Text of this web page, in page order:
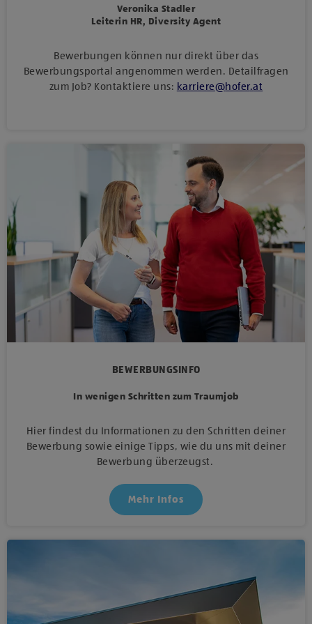
Veronika Stadler
Leiterin HR, Diversity Agent
Bewerbungen können nur direkt über das
Bewerbungsportal angenommen werden. Detailfragen
zum Job? Kontaktiere uns: karriere@hofer.at
BEWERBUNGSINFO
In wenigen Schritten zum Traumjob
Hier findest du Informationen zu den Schritten deiner
Bewerbung sowie einige Tipps, wie du uns mit deiner
Bewerbung überzeugst.
Mehr Infos